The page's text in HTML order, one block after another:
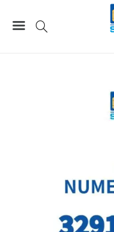
SIM Wind3 Numero